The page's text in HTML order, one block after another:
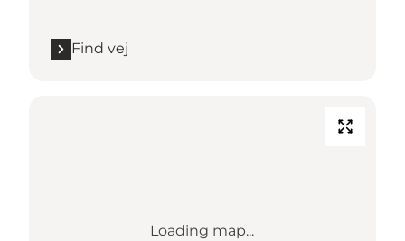
Find vej
Loading map...